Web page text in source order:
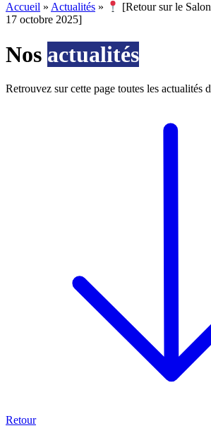
Accueil » Actualités »
[Retour sur le
17 octobre 2025]
Nos actualités
Retrouvez sur cette page toutes les actualités
Retour